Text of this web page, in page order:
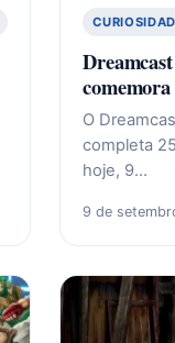
O
completa
hoje, 9…
9 de